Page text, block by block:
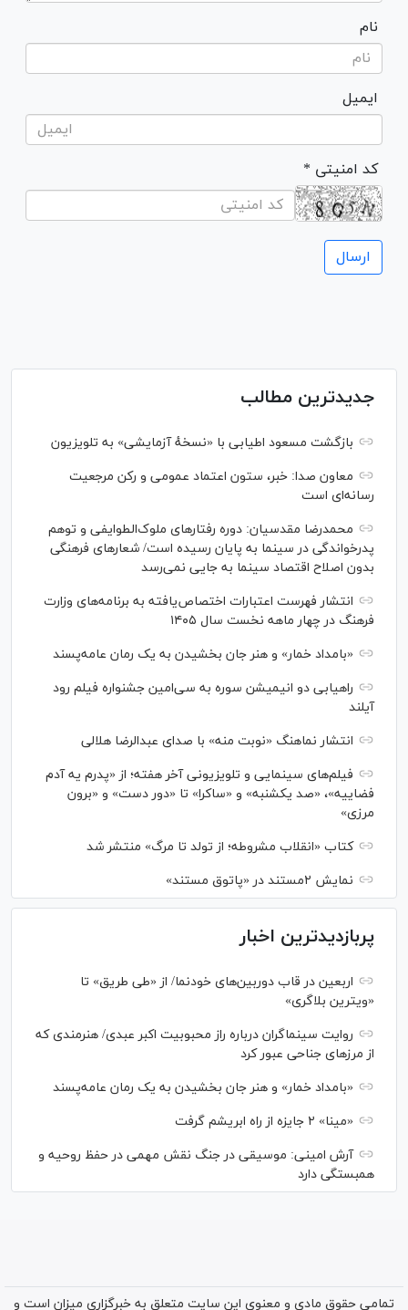
نام
ایمیل
* کد امنیتی
جدیدترین مطالب
بازگشت مسعود اطیابی با «نسخهٔ آزمایشی» به تلویزیون
معاون صدا: خبر، ستون اعتماد عمومی و رکن مرجعیت
رسانه‌ای است
محمدرضا مقدسیان: دوره رفتارهای ملوک‌الطوایفی و توهم
پدرخواندگی در سینما به پایان رسیده است/ شعارهای فرهنگی
بدون اصلاح اقتصاد سینما به جایی نمی‌رسد
انتشار فهرست اعتبارات اختصاص‌یافته به برنامه‌های وزارت
فرهنگ در چهار ماهه نخست سال ۱۴۰۵
«بامداد خمار» و هنر جان بخشیدن به یک رمان عامه‌پسند
راهیابی دو انیمیشن سوره به سی‌امین جشنواره فیلم رود
آیلند
انتشار نماهنگ «نوبت منه» با صدای عبدالرضا هلالی
فیلم‌های سینمایی و تلویزیونی آخر هفته؛ از «پدرم یه آدم
فضاییه»، «صد یکشنبه» و «ساکرا» تا «دور دست» و «برون
مرزی»
کتاب «انقلاب مشروطه؛ از تولد تا مرگ» منتشر شد
نمایش ۲مستند در «پاتوق مستند»
پربازدیدترین اخبار
اربعین در قاب دوربین‌های خودنما/ از «طی طریق» تا
«ویترین بلاگری»
روایت سینماگران درباره راز محبوبیت اکبر عبدی/ هنرمندی که
از مرزهای جناحی عبور کرد
«بامداد خمار» و هنر جان بخشیدن به یک رمان عامه‌پسند
«مینا» ۲ جایزه از راه ابریشم گرفت
آرش امینی: موسیقی در جنگ نقش مهمی در حفظ روحیه و
همبستگی دارد
تمامی حقوق مادی و معنوی این سایت متعلق به خبرگزاری میزان است و